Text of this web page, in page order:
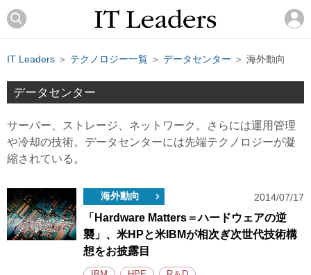
IT Leaders ＞ テクノロジー一覧 ＞ データセンター ＞ 海外動向
データセンター
サーバー、ストレージ、ネットワーク。さらには運用管理
や冷却の技術。データセンターには先端テクノロジーが凝
縮されている。
海外動向 2014/07/17
「Hardware Matters＝ハードウェアの逆
襲」、米HPと米IBMが相次ぎ次世代技術構
想をお披露目